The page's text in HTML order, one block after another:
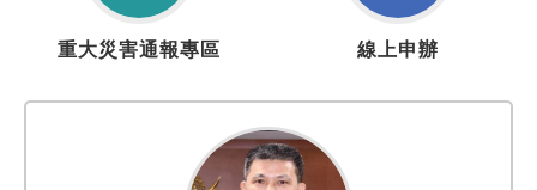
大
重大災害通報專區
上
線上申辦